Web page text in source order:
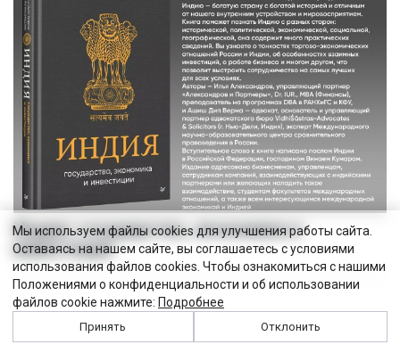
Индия: государство, экономика и
инвестиции
Мы используем файлы cookies для улучшения работы сайта.
Оставаясь на нашем сайте, вы соглашаетесь с условиями
использования файлов cookies. Чтобы ознакомиться с нашими
Положениями о конфиденциальности и об использовании
файлов cookie нажмите: Подробнее
Принять Отклонить